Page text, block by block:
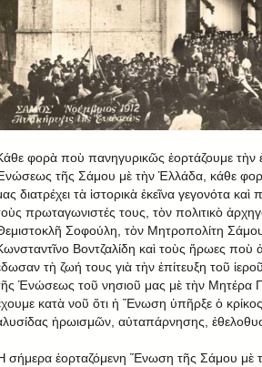
φορὰ ποὺ πανηγυρικῶς ἑορτάζουμε τὴν
τῆς Σάμου μὲ τὴν Ἑλλάδα, κάθε
διατρέχει τὰ ἱστορικὰ ἐκεῖνα γεγονότα καὶ
πρωταγωνιστές τους, τὸν πολιτικὸ
Σοφούλη, τὸν Μητροπολίτη Σάμου
Βοντζαλίδη καὶ τοὺς ἥρωες ποὺ
τὴ ζωή τους γιὰ τὴν ἐπίτευξη τοῦ
Ἑνώσεως τοῦ νησιοῦ μας μὲ τὴν Μητέρα
κατὰ νοῦ ὅτι ἡ Ἕνωση ὑπῆρξε ὁ
ἡρωισμῶν, αὐταπάρνησης,
σήμερα ἑορταζόμενη Ἕνωση τῆς Σάμου μὲ